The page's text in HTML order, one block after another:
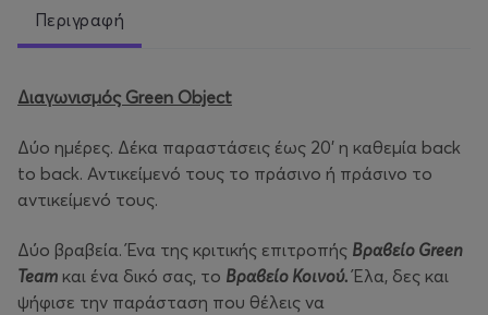
Περιγραφή
Διαγωνισμός Green Object
Δύο ημέρες. Δέκα παραστάσεις έως 20’ η καθεμία back
to back. Αντικείμενό τους το πράσινο ή πράσινο το
αντικείμενό τους.
Δύο βραβεία. Ένα της κριτικής επιτροπής Βραβείο Green
Team και ένα δικό σας, το Βραβείο Κοινού.Έλα, δες και
ψήφισε την παράσταση που θέλεις να